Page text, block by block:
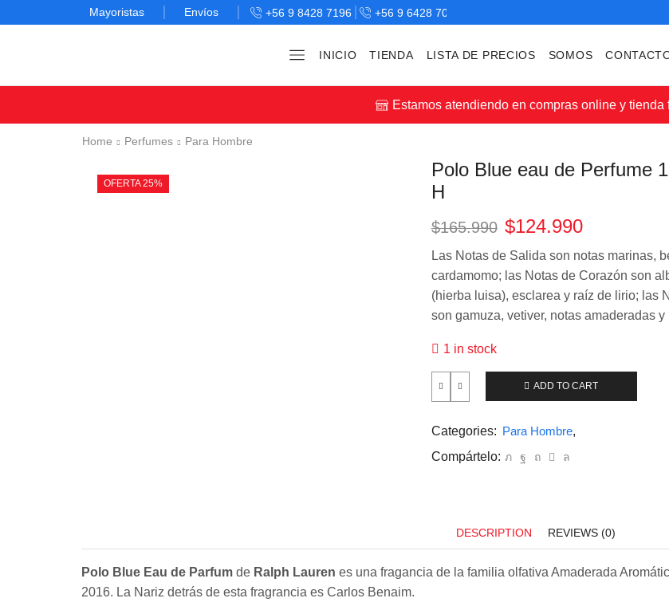
Mayoristas Envíos +56 9 8428 7196 +56 9 6428 7043
INICIO TIENDA LISTA DE PRECIOS SOMOS
Estamos atendiendo en compras online y tienda
Home Perfumes Para Hombre
OFERTA 25%
Polo Blue eau de Perfume
H
$165.990 $124.990
Las Notas de Salida son notas marinas,
cardamomo; las Notas de Corazón son
(hierba luisa), esclarea y raíz de lirio; las
son gamuza, vetiver, notas amaderadas y
1 in stock
ADD TO CART
Categories: Para Hombre,
Compártelo:
DESCRIPTION REVIEWS (0)
Polo Blue Eau de Parfum de Ralph Lauren es una fragancia de la familia olfativa Amaderada
2016. La Nariz detrás de esta fragrancia es Carlos Benaim.